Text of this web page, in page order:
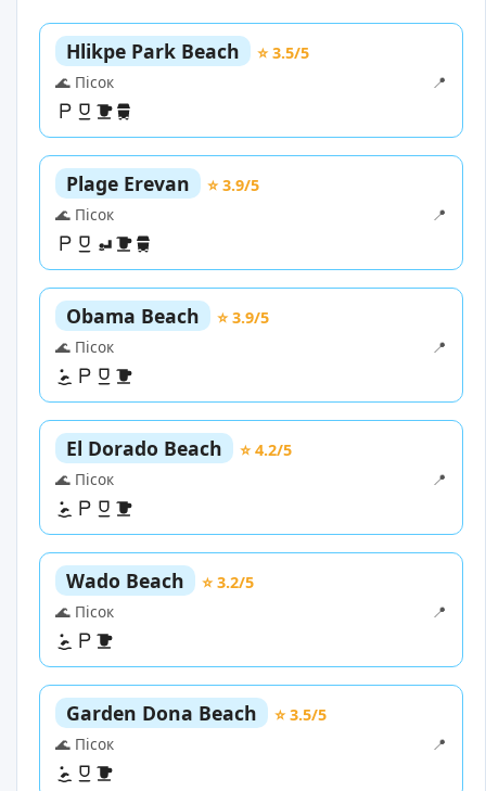
Hlikpe Park Beach
⭐ 3.5/5
🌊 Пісок
📍
Plage Erevan
⭐ 3.9/5
🌊 Пісок
📍
Obama Beach
⭐ 3.9/5
🌊 Пісок
📍
El Dorado Beach
⭐ 4.2/5
🌊 Пісок
📍
Wado Beach
⭐ 3.2/5
🌊 Пісок
📍
Garden Dona Beach
⭐ 3.5/5
🌊 Пісок
📍